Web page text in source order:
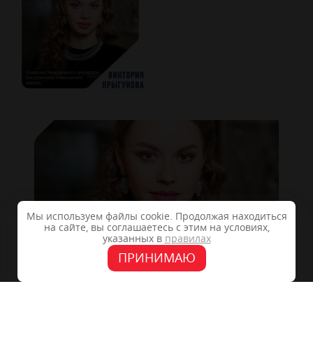
Мы используем файлы cookie. Продолжая находиться
на сайте, вы соглашаетесь с этим на условиях,
указанных в правилах
ПРИНИМАЮ